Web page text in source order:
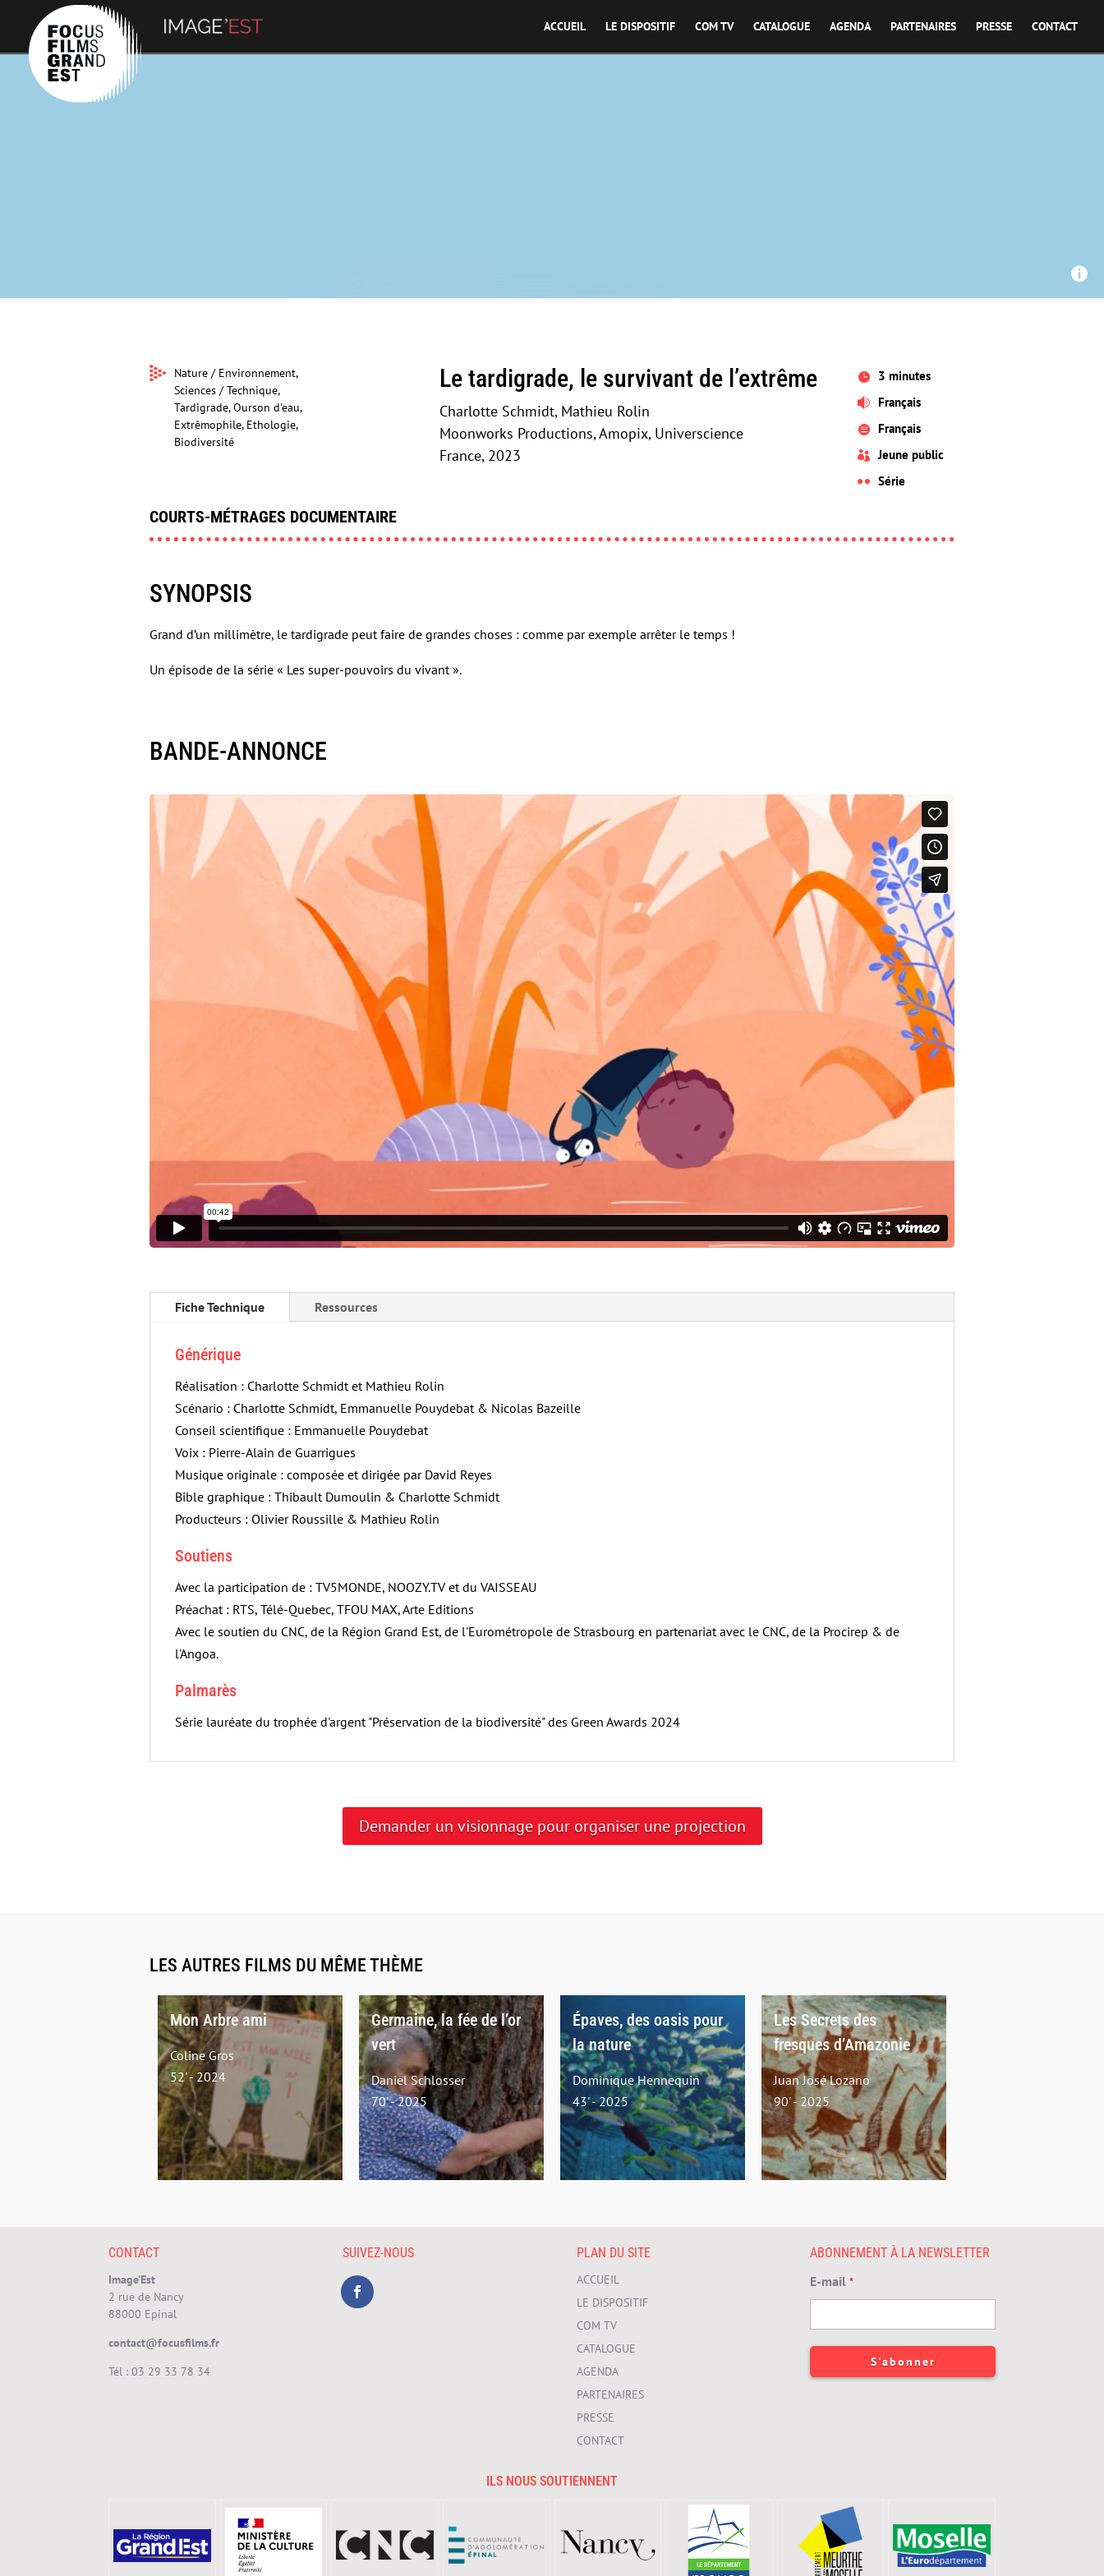
ACCUEIL LE DISPOSITIF COM TV CATALOGUE AGENDA PARTENAIRES PRESSE CONTACT

Nature / Environnement,
Sciences / Technique,
Tardigrade, Ourson d'eau,
Extrêmophile, Ethologie,
Biodiversité
Le tardigrade, le survivant de l’extrême
Charlotte Schmidt, Mathieu Rolin
Moonworks Productions, Amopix, Universcience
France, 2023
 3 minutes
 Français
 Français
 Jeune public
 Série
COURTS-MÉTRAGES DOCUMENTAIRE
SYNOPSIS
Grand d’un millimètre, le tardigrade peut faire de grandes choses : comme par exemple arrêter le temps !
Un épisode de la série « Les super-pouvoirs du vivant ».
BANDE-ANNONCE
Fiche Technique Ressources
Générique
Réalisation : Charlotte Schmidt et Mathieu Rolin
Scénario : Charlotte Schmidt, Emmanuelle Pouydebat & Nicolas Bazeille
Conseil scientifique : Emmanuelle Pouydebat
Voix : Pierre-Alain de Guarrigues
Musique originale : composée et dirigée par David Reyes
Bible graphique : Thibault Dumoulin & Charlotte Schmidt
Producteurs : Olivier Roussille & Mathieu Rolin
Soutiens
Avec la participation de : TV5MONDE, NOOZY.TV et du VAISSEAU
Préachat : RTS, Télé-Quebec, TFOU MAX, Arte Editions
Avec le soutien du CNC, de la Région Grand Est, de l'Eurométropole de Strasbourg en partenariat avec le CNC, de la Procirep & de
l'Angoa.
Palmarès
Série lauréate du trophée d'argent "Préservation de la biodiversité" des Green Awards 2024
Demander un visionnage pour organiser une projection
LES AUTRES FILMS DU MÊME THÈME
Mon Arbre ami
Coline Gros
52' - 2024
Germaine, la fée de l’or
vert
Daniel Schlosser
70' - 2025
Épaves, des oasis pour
la nature
Dominique Hennequin
43' - 2025
Les Secrets des
fresques d’Amazonie
Juan José Lozano
90' - 2025
CONTACT
Image’Est
2 rue de Nancy
88000 Epinal
contact@focusfilms.fr
Tél : 03 29 33 78 34
SUIVEZ-NOUS PLAN DU SITE
ACCUEIL
LE DISPOSITIF
COM TV
CATALOGUE
AGENDA
PARTENAIRES
PRESSE
CONTACT
ABONNEMENT À LA NEWSLETTER
E-mail *
ILS NOUS SOUTIENNENT